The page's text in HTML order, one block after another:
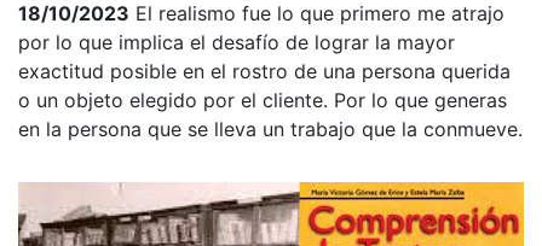
18/10/2023 El realismo fue lo que primero me atrajo
por lo que implica el desafío de lograr la mayor
exactitud posible en el rostro de una persona querida
o un objeto elegido por el cliente. Por lo que generas
en la persona que se lleva un trabajo que la conmueve.